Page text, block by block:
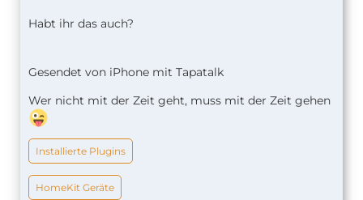
Habt ihr das auch?
Gesendet von iPhone mit Tapatalk
Wer nicht mit der Zeit geht, muss mit der Zeit gehen
Installierte Plugins
HomeKit Geräte